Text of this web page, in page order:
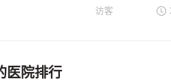
访客
医院排行